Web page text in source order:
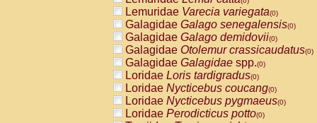
(0)
AtelidaeAlouatta seniculus(0)
AtelidaeAlouattaspp.(0)
AtelidaeAteles belzebuth(0)
AtelidaeAteles geoffroyi(0)
AtelidaeAteles paniscus(0)
AtelidaeAtelesspp.(0)
AtelidaeLagothrix lagothricha(0)
AtelidaeLagothrix lagothricha cana
PitheciidaeCacajao calvus
Lemuridae Varecia variegata(0)
Galagidae Galago senegalensis(0)
Galagidae Galago demidovii(0)
Galagidae Otolemur crassicaudatus(0)
Galagidae Galagidae spp.(0)
Loridae Loris tardigradus(0)
Loridae Nycticebus coucang(0)
Loridae Nycticebus pygmaeus(0)
Loridae Perodicticus potto(0)